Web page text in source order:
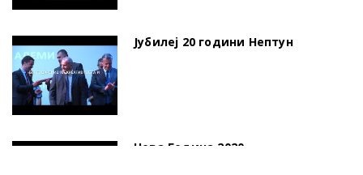
Јубилеј 20 години Нептун
Нова Година 2020